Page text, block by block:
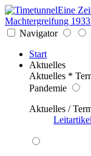
Eine
Machtergreifung
Navigator
Start
Aktuelles
Aktuelles *
Pandemie
Aktuelles /